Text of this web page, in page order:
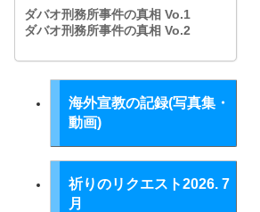
ダバオ刑務所事件の真相 Vo.1
ダバオ刑務所事件の真相 Vo.2
海外宣教の記録(写真集・
動画)
祈りのリクエスト2026. 7
月